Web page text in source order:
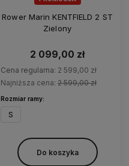
Rower Marin KENTFIELD 2 ST
Zielony
2 099,00 zł
Cena regularna: 2 599,00 zł
Najniższa cena: 2 599,00 zł
Rozmiar ramy:
S
Do koszyka